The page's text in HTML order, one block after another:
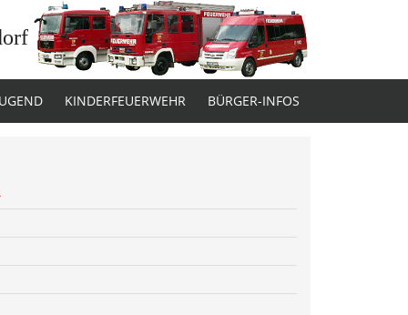
KINDERFEUERWEHR BÜRGER-INFOS